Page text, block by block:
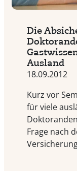
Die
Ausland
18.09.2012
Kurz vor
für viele
Frage nach